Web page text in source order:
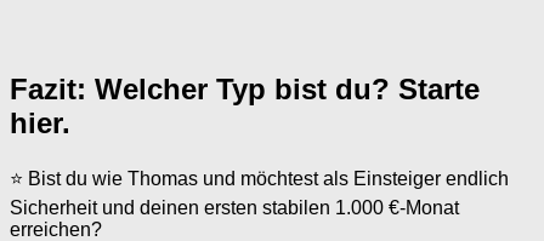
Fazit: Welcher Typ bist du? Starte
hier.
⭐ Bist du wie Thomas und möchtest als Einsteiger endlich
Sicherheit und deinen ersten stabilen 1.000 €-Monat
erreichen?